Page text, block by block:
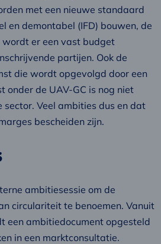
met een nieuwe standaard
en demontabel (IFD) bouwen, de
er een vast budget
partijen. Ook de
die wordt opgevolgd door een
onder de UAV-GC is nog niet
Veel ambities dus en dat
bescheiden zijn.
ambitiesessie om de
circulariteit te benoemen. Vanuit
een ambitiedocument opgesteld
in een marktconsultatie.